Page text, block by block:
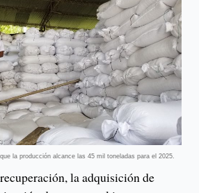
la producción alcance las 45 mil toneladas para el 2025.
la adquisición de